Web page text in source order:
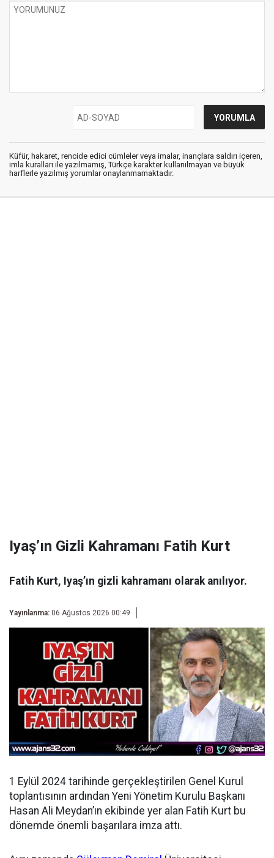
Küfür, hakaret, rencide edici cümleler veya imalar, inançlara saldırı içeren,
imla kuralları ile yazılmamış, Türkçe karakter kullanılmayan ve büyük
harflerle yazılmış yorumlar onaylanmamaktadır.
Iyaş’ın Gizli Kahramanı Fatih Kurt
Fatih Kurt, Iyaş’ın gizli kahramanı olarak anılıyor.
Yayınlanma: 06 Ağustos 2026 00:49
1 Eylül 2024 tarihinde gerçekleştirilen Genel Kurul
toplantısının ardından Yeni Yönetim Kurulu Başkanı
Hasan Ali Meydan’ın ekibinde yer alan Fatih Kurt bu
dönemde önemli başarılara imza attı.